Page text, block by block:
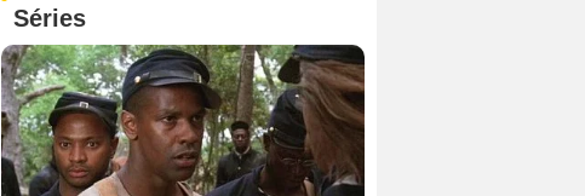
Séries